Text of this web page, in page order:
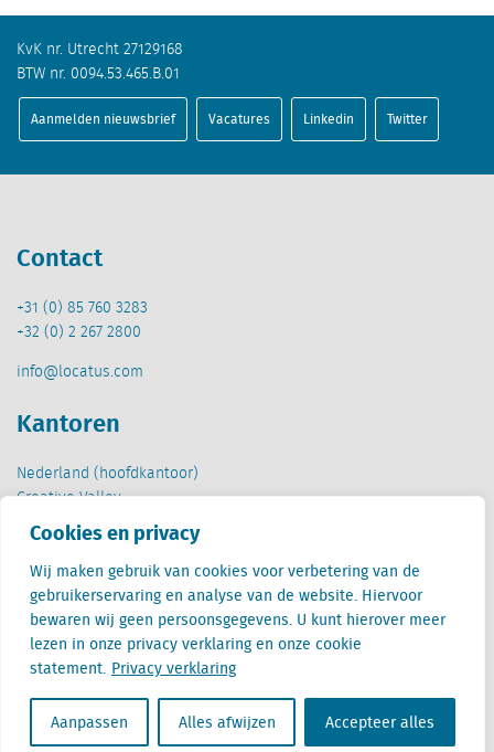
Cookies en privacy
Wij maken gebruik van cookies voor verbetering van de
gebruikerservaring en analyse van de website. Hiervoor
bewaren wij geen persoonsgegevens. U kunt hierover meer
lezen in onze privacy verklaring en onze cookie
statement. Privacy verklaring
Aanpassen Alles afwijzen Accepteer alles
KvK nr. Utrecht 27129168
BTW nr. 0094.53.465.B.01
Aanmelden nieuwsbrief Vacatures Linkedin Twitter
Contact
+31 (0) 85 760 3283
+32 (0) 2 267 2800
info@locatus.com
Kantoren
Nederland (hoofdkantoor)
Creative Valley
Stationsplein 32
3511 ED Utrecht
België
Cantersteen 47
1000 Brussel